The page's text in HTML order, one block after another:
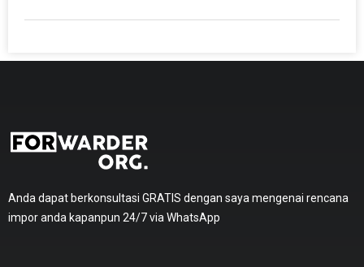
Anda dapat berkonsultasi GRATIS dengan saya mengenai rencana
impor anda kapanpun 24/7 via WhatsApp